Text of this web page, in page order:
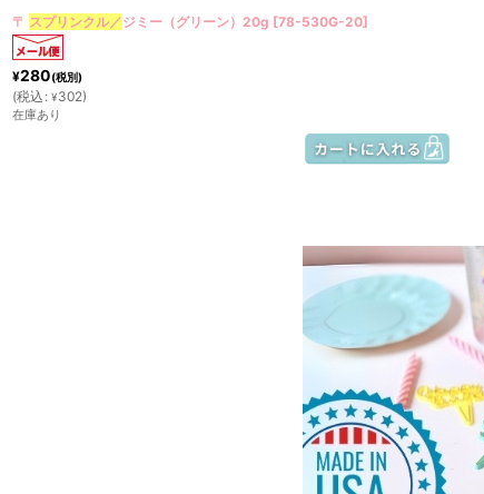
〒 スプリンクル／ジミー（グリーン）20g [78-530G-20]
¥280(税別)
(税込 : ¥302)
在庫あり